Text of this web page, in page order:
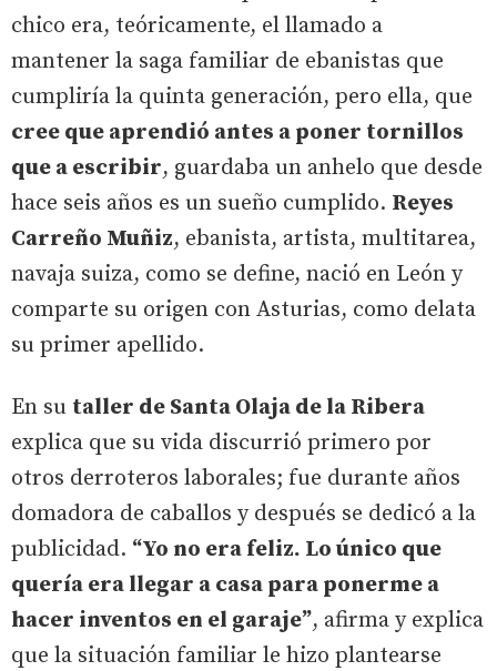
chico era, teóricamente, el llamado a
mantener la saga familiar de ebanistas que
cumpliría la quinta generación, pero ella, que
cree que aprendió antes a poner tornillos
que a escribir, guardaba un anhelo que desde
hace seis años es un sueño cumplido. Reyes
Carreño Muñiz, ebanista, artista, multitarea,
navaja suiza, como se define, nació en León y
comparte su origen con Asturias, como delata
su primer apellido.
En su taller de Santa Olaja de la Ribera
explica que su vida discurrió primero por
otros derroteros laborales; fue durante años
domadora de caballos y después se dedicó a la
publicidad. “Yo no era feliz. Lo único que
quería era llegar a casa para ponerme a
hacer inventos en el garaje”, afirma y explica
que la situación familiar le hizo plantearse